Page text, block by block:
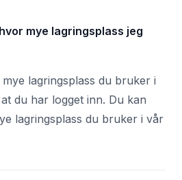
mye lagringsplass jeg
lagringsplass du bruker i
du har logget inn. Du kan
lagringsplass du bruker i vår